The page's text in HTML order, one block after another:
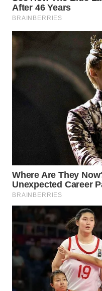
WAHANA
SPORT
WAHANA
UMKM
WAHANA
OTOMOTIF
WAHANA
WAHANA
DESA
WISATA